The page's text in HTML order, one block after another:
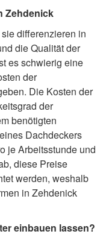
Zehdenick
differenzieren in
die Qualität der
es schwierig eine
der
Die Kosten der
der
benötigten
Dachdeckers
je Arbeitsstunde und
diese Preise
werden, weshalb
in Zehdenick
einbauen lassen?